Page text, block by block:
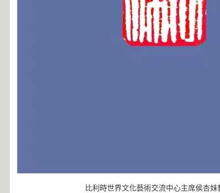
比利時世界文化藝術交流中心主席侯杏妹